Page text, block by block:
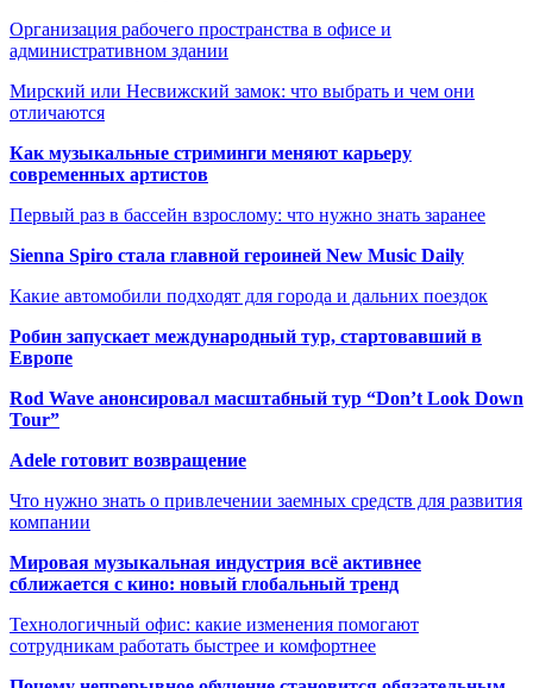
Организация рабочего пространства в офисе и
административном здании
Мирский или Несвижский замок: что выбрать и чем они
отличаются
Как музыкальные стриминги меняют карьеру
современных артистов
Первый раз в бассейн взрослому: что нужно знать заранее
Sienna Spiro стала главной героиней New Music Daily
Какие автомобили подходят для города и дальних поездок
Робин запускает международный тур, стартовавший в
Европе
Rod Wave анонсировал масштабный тур “Don’t Look Down
Tour”
Adele готовит возвращение
Что нужно знать о привлечении заемных средств для развития
компании
Мировая музыкальная индустрия всё активнее
сближается с кино: новый глобальный тренд
Технологичный офис: какие изменения помогают
сотрудникам работать быстрее и комфортнее